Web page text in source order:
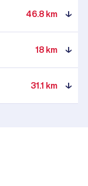
46.8 km
18 km
31.1 km